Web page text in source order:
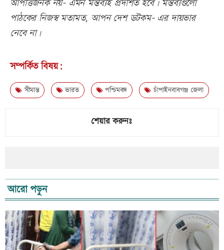
আপত্তিজনক নয়- এমন মন্তব্যই প্রদর্শিত হবে। মন্তব্যগুলো
পাঠকের নিজস্ব মতামত, আপন দেশ ডটকম- এর দায়ভার
নেবে না।
সম্পর্কিত বিষয়:
সীমান্ত ভারত পশ্চিমবঙ্গ চাঁপাইনবাবগঞ্জ জেলা
শেয়ার করুনঃ
আরো পড়ুন